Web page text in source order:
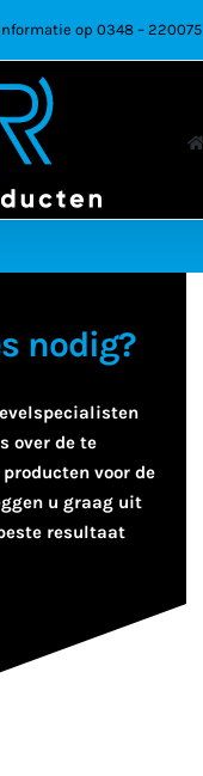
op 0348 – 220075
nodig?
over de te
voor de
u graag uit
resultaat